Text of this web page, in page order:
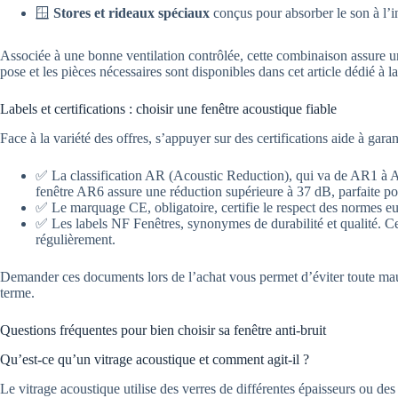
🪟 Stores et rideaux spéciaux conçus pour absorber le son à
Associée à une bonne ventilation contrôlée, cette combinaison assure
pose et les pièces nécessaires sont disponibles dans cet article dédié à
Labels et certifications : choisir une fenêtre acoustique fiable
Face à la variété des offres, s’appuyer sur des certifications aide à
✅ La classification AR (Acoustic Reduction), qui va de AR1 à
fenêtre AR6 assure une réduction supérieure à 37 dB, parfaite
✅ Le marquage CE, obligatoire, certifie le respect des normes
✅ Les labels NF Fenêtres, synonymes de durabilité et qualité.
régulièrement.
Demander ces documents lors de l’achat vous permet d’éviter toute
terme.
Questions fréquentes pour bien choisir sa fenêtre anti-bruit
Qu’est-ce qu’un vitrage acoustique et comment agit-il ?
Le vitrage acoustique utilise des verres de différentes épaisseurs ou